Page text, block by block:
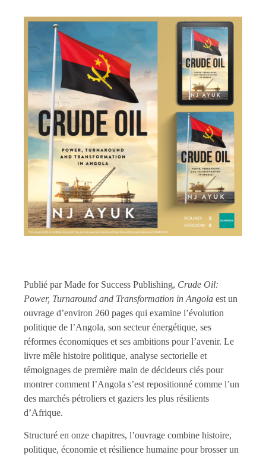
Publié par Made for Success Publishing, Crude Oil:
Power, Turnaround and Transformation in Angola est un
ouvrage d’environ 260 pages qui examine l’évolution
politique de l’Angola, son secteur énergétique, ses
réformes économiques et ses ambitions pour l’avenir. Le
livre mêle histoire politique, analyse sectorielle et
témoignages de première main de décideurs clés pour
montrer comment l’Angola s’est repositionné comme l’un
des marchés pétroliers et gaziers les plus résilients
d’Afrique.
Structuré en onze chapitres, l’ouvrage combine histoire,
politique, économie et résilience humaine pour brosser un